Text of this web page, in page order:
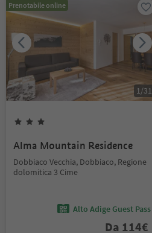
Prenotabile online
1/31
Alma Mountain Residence
Dobbiaco Vecchia, Dobbiaco, Regione
dolomitica 3 Cime
Alto Adige Guest Pass
Da 114€